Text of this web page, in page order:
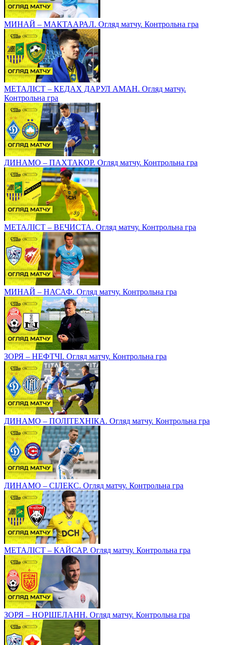
МИНАЙ – МАКТААРАЛ. Огляд матчу. Контрольна гра
МЕТАЛІСТ – КЕДАХ ДАРУЛ АМАН. Огляд матчу.
Контрольна гра
ДИНАМО – ПАХТАКОР. Огляд матчу. Контрольна гра
МЕТАЛІСТ – ВЕЧИСТА. Огляд матчу. Контрольна гра
МИНАЙ – НАСАФ. Огляд матчу. Контрольна гра
ЗОРЯ – НЕФТЧІ. Огляд матчу. Контрольна гра
ДИНАМО – ПОЛІТЕХНІКА. Огляд матчу. Контрольна гра
ДИНАМО – СІЛЕКС. Огляд матчу. Контрольна гра
МЕТАЛІСТ – КАЙСАР. Огляд матчу. Контрольна гра
ЗОРЯ – НОРШЕЛАНН. Огляд матчу. Контрольна гра